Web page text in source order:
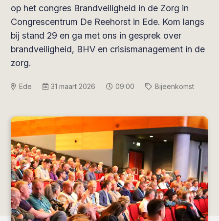
op het congres Brandveiligheid in de Zorg in
Congrescentrum De Reehorst in Ede. Kom langs
bij stand 29 en ga met ons in gesprek over
brandveiligheid, BHV en crisismanagement in de
zorg.
Ede 31 maart 2026 09:00 Bijeenkomst